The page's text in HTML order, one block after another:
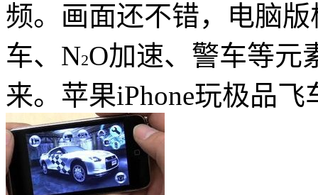
频。画面还不错，电脑版
车、N2O加速、警车等元
来。苹果iPhone玩极品